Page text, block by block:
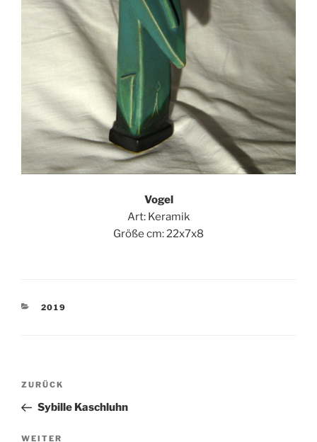
Vogel
Art: Keramik
Größe cm: 22x7x8
KATEGORIEN
2019
Beitragsnavigation
Vorheriger
Beitrag
ZURÜCK
Sybille Kaschluhn
WEITER